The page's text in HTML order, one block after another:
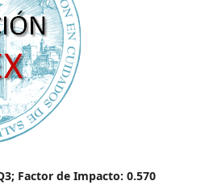
Factor de Impacto: 0.570